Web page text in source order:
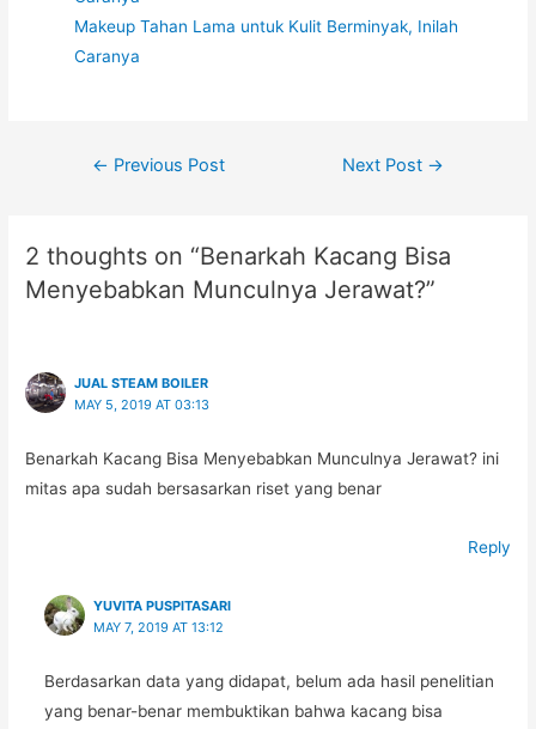
Makeup Tahan Lama untuk Kulit Berminyak, Inilah
Caranya
Post
← Previous Post Next Post →
2 thoughts on “Benarkah Kacang Bisa
Menyebabkan Munculnya Jerawat?”
JUAL STEAM BOILER
MAY 5, 2019 AT 03:13
Benarkah Kacang Bisa Menyebabkan Munculnya Jerawat? ini
mitas apa sudah bersasarkan riset yang benar
Reply
YUVITA PUSPITASARI
MAY 7, 2019 AT 13:12
Berdasarkan data yang didapat, belum ada hasil penelitian
yang benar-benar membuktikan bahwa kacang bisa